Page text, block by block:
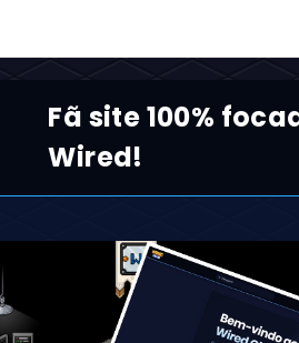
Fã site 100%
Wired!